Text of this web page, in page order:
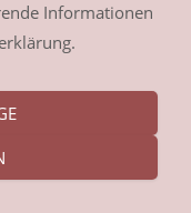
Informationen